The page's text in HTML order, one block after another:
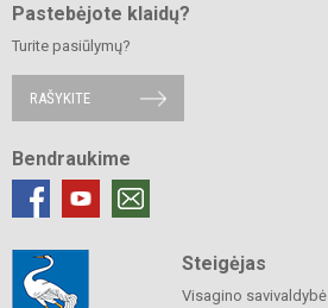
Pastebėjote klaidų?
Turite pasiūlymų?
RAŠYKITE
Bendraukime
Steigėjas
Visagino savivaldybė